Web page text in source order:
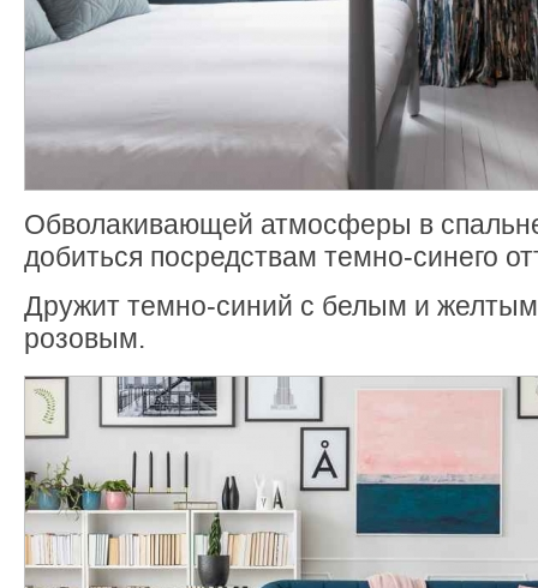
Обволакивающей атмосферы в
добиться посредствам темно-синего
Дружит темно-синий с белым и
розовым.